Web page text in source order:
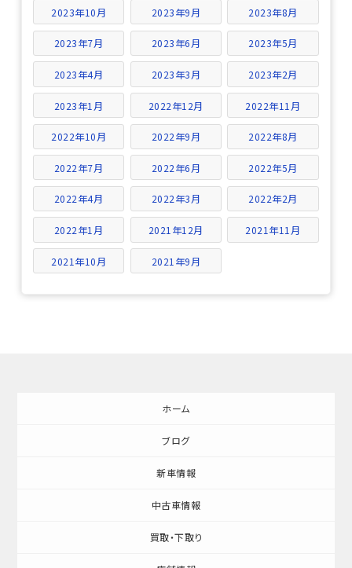
2023年10月 2023年9月 2023年8月
2023年7月 2023年6月 2023年5月
2023年4月 2023年3月 2023年2月
2023年1月 2022年12月 2022年11月
2022年10月 2022年9月 2022年8月
2022年7月 2022年6月 2022年5月
2022年4月 2022年3月 2022年2月
2022年1月 2021年12月 2021年11月
2021年10月 2021年9月
ホーム
ブログ
新車情報
中古車情報
買取・下取り